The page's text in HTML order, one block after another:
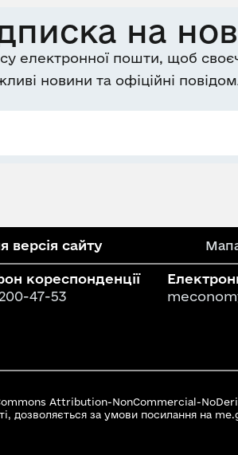
на
електронної пошти, щоб
новини та офіційні
версія сайту
кореспонденції
47-53
Commons Attribution-NonCommercial-
дозволяється за умови посилання на